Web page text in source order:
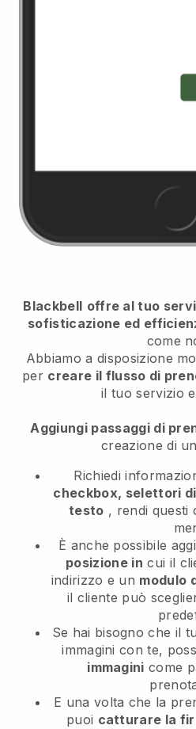
Blackbell offre al tuo
sofisticazione ed
come
Abbiamo a disposizione
per creare il flusso di
il tuo servizio
Aggiungi passaggi di
creazione di
Richiedi
checkbox, selettori
testo , rendi questi
È anche possibile
posizione in cui il
indirizzo e un modulo
il cliente può
Se hai bisogno che il
immagini con te,
immagini come
E una volta che la
puoi catturare la